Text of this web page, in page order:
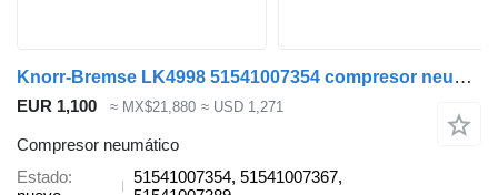
Knorr-Bremse LK4998 51541007354 compresor neumático para MAN TGX TGS cabeza tractora
EUR 1,100 ≈ MX$21,880 ≈ USD 1,271
Compresor neumático
Estado
51541007354, 51541007367,